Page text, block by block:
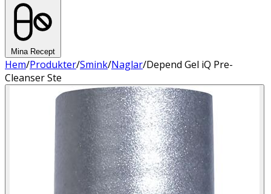
Mina Recept
Hem/Produkter/Smink/Naglar/Depend Gel iQ Pre-
Cleanser Ste